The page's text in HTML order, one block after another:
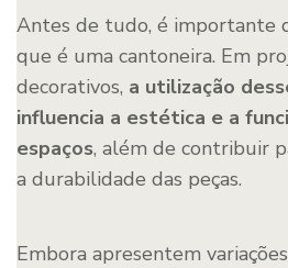
Antes de tudo, é importante
que é uma cantoneira. Em
decorativos, a utilização
influencia a estética e a
espaços, além de contribuir
a durabilidade das peças.
Embora apresentem